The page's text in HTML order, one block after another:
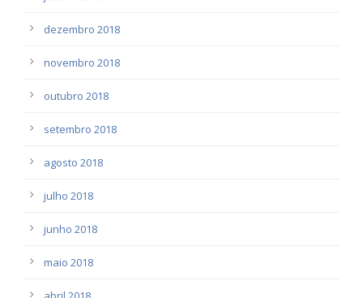
dezembro 2018
novembro 2018
outubro 2018
setembro 2018
agosto 2018
julho 2018
junho 2018
maio 2018